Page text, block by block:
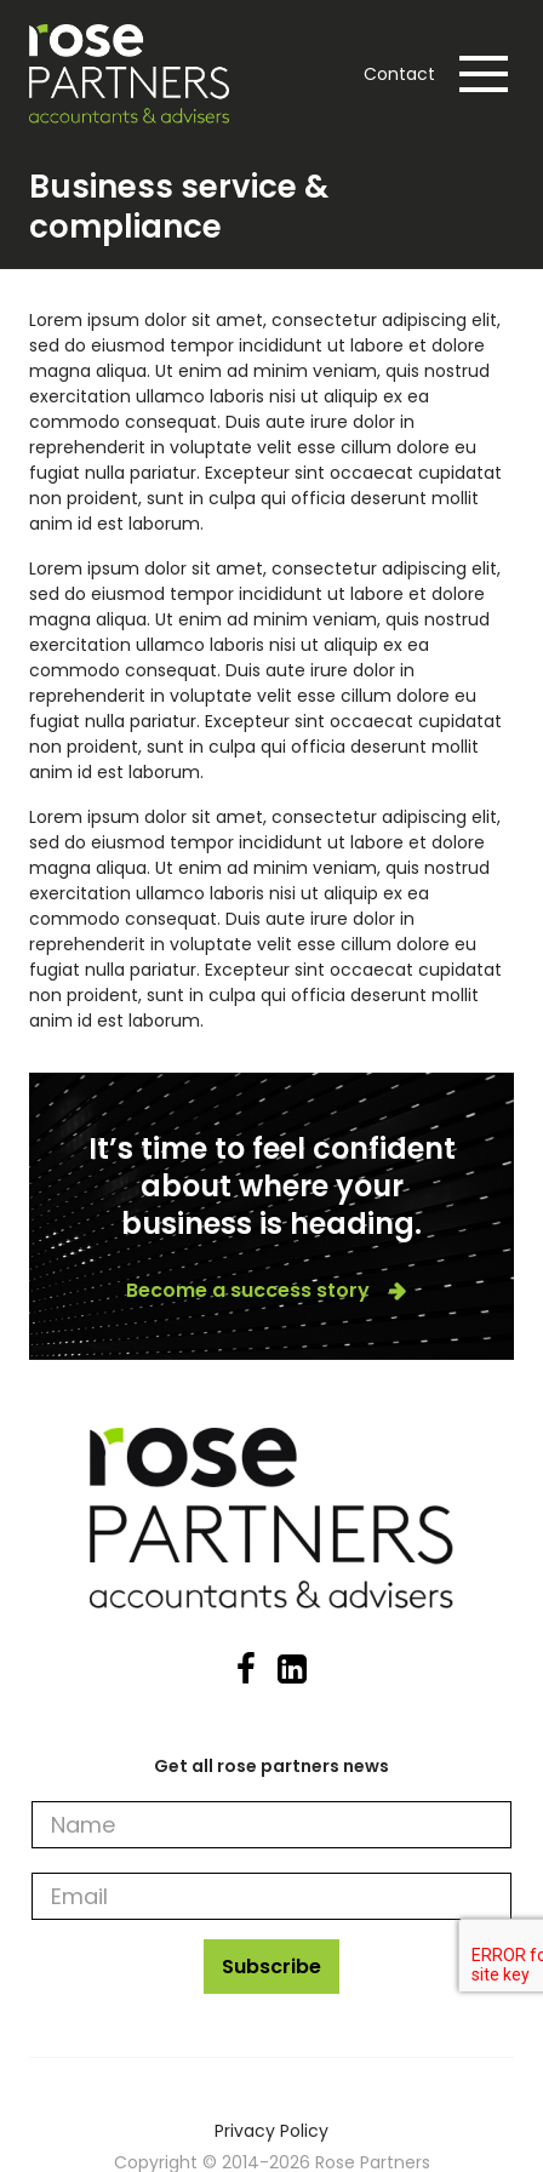
Contact
Business service &
compliance
Lorem ipsum dolor sit amet, consectetur adipiscing elit,
sed do eiusmod tempor incididunt ut labore et dolore
magna aliqua. Ut enim ad minim veniam, quis nostrud
exercitation ullamco laboris nisi ut aliquip ex ea
commodo consequat. Duis aute irure dolor in
reprehenderit in voluptate velit esse cillum dolore eu
fugiat nulla pariatur. Excepteur sint occaecat cupidatat
non proident, sunt in culpa qui officia deserunt mollit
anim id est laborum.
Lorem ipsum dolor sit amet, consectetur adipiscing elit,
sed do eiusmod tempor incididunt ut labore et dolore
magna aliqua. Ut enim ad minim veniam, quis nostrud
exercitation ullamco laboris nisi ut aliquip ex ea
commodo consequat. Duis aute irure dolor in
reprehenderit in voluptate velit esse cillum dolore eu
fugiat nulla pariatur. Excepteur sint occaecat cupidatat
non proident, sunt in culpa qui officia deserunt mollit
anim id est laborum.
Lorem ipsum dolor sit amet, consectetur adipiscing elit,
sed do eiusmod tempor incididunt ut labore et dolore
magna aliqua. Ut enim ad minim veniam, quis nostrud
exercitation ullamco laboris nisi ut aliquip ex ea
commodo consequat. Duis aute irure dolor in
reprehenderit in voluptate velit esse cillum dolore eu
fugiat nulla pariatur. Excepteur sint occaecat cupidatat
non proident, sunt in culpa qui officia deserunt mollit
anim id est laborum.
It’s time to feel confident
about where your
business is heading.
Become a success story
Get all rose partners news
Get
rose
partners
news
Subscribe
Privacy Policy
Copyright © 2014-2026 Rose Partners